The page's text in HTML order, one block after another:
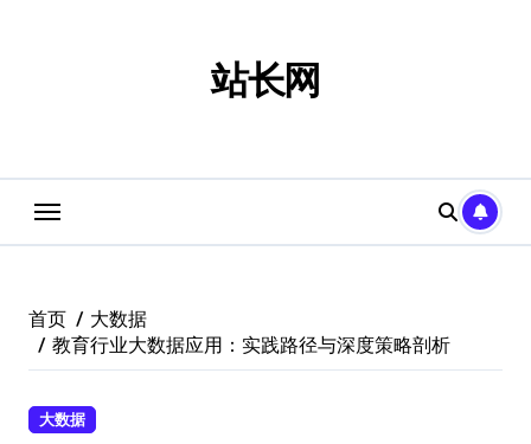
站长网
首页
大数据
教育行业大数据应用：实践路径与深度策略剖析
大数据